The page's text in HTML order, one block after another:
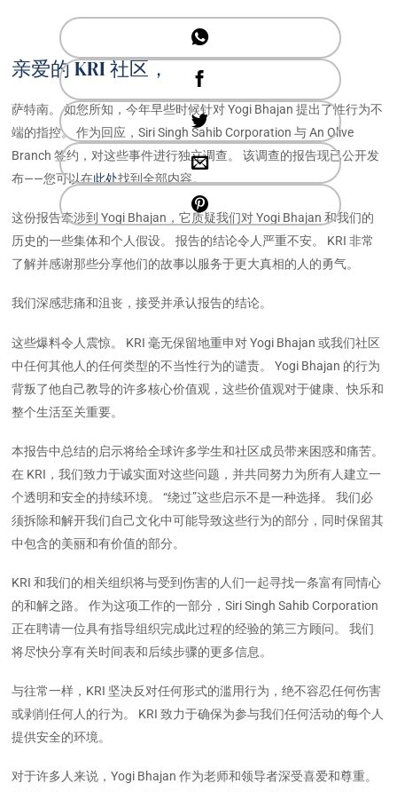
亲爱的 KRI 社区，
萨特南。 如您所知，今年早些时候针对 Yogi Bhajan 提出了性行为不
端的指控。 作为回应，Siri Singh Sahib Corporation 与 An Olive
Branch 签约，对这些事件进行独立调查。 该调查的报告现已公开发
布——您可以在此处找到全部内容。
这份报告牵涉到 Yogi Bhajan，它质疑我们对 Yogi Bhajan 和我们的
历史的一些集体和个人假设。 报告的结论令人严重不安。 KRI 非常
了解并感谢那些分享他们的故事以服务于更大真相的人的勇气。
我们深感悲痛和沮丧，接受并承认报告的结论。
这些爆料令人震惊。 KRI 毫无保留地重申对 Yogi Bhajan 或我们社区
中任何其他人的任何类型的不当性行为的谴责。 Yogi Bhajan 的行为
背叛了他自己教导的许多核心价值观，这些价值观对于健康、快乐和
整个生活至关重要。
本报告中总结的启示将给全球许多学生和社区成员带来困惑和痛苦。
在 KRI，我们致力于诚实面对这些问题，并共同努力为所有人建立一
个透明和安全的持续环境。 “绕过”这些启示不是一种选择。 我们必
须拆除和解开我们自己文化中可能导致这些行为的部分，同时保留其
中包含的美丽和有价值的部分。
KRI 和我们的相关组织将与受到伤害的人们一起寻找一条富有同情心
的和解之路。 作为这项工作的一部分，Siri Singh Sahib Corporation
正在聘请一位具有指导组织完成此过程的经验的第三方顾问。 我们
将尽快分享有关时间表和后续步骤的更多信息。
与往常一样，KRI 坚决反对任何形式的滥用行为，绝不容忍任何伤害
或剥削任何人的行为。 KRI 致力于确保为参与我们任何活动的每个人
提供安全的环境。
对于许多人来说，Yogi Bhajan 作为老师和领导者深受喜爱和尊重。